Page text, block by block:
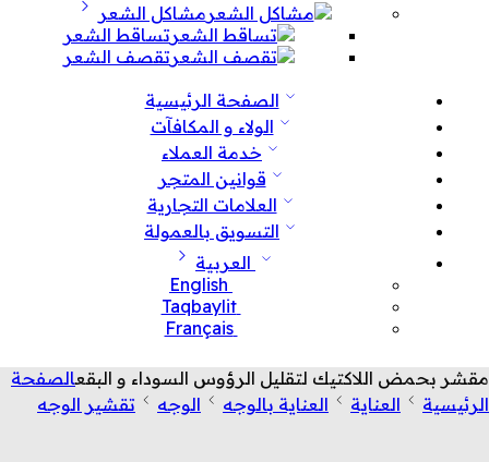
مشاكل الشعر
تساقط الشعر
تقصف الشعر
الصفحة الرئيسية
الولاء و المكافآت
خدمة العملاء
قوانين المتجر
العلامات التجارية
التسويق بالعمولة
العربية
English
Taqbaylit
Français
مقشر بحمض اللاكتيك لتقليل الرؤوس السوداء و البقعالصفحة
الرئيسية
العناية العناية بالوجه الوجه تقشير الوجه